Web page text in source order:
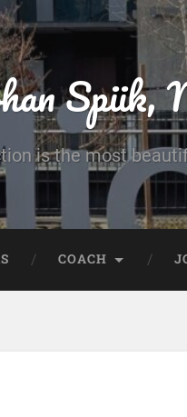
is the most
COACH